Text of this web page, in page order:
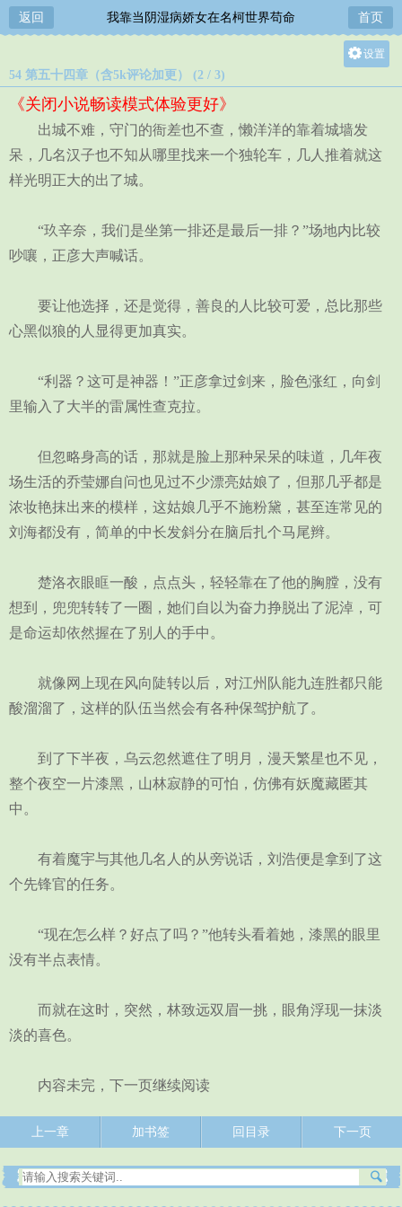
返回 我靠当阴湿病娇女在名柯世界苟命 首页
设置
中
小
54 第五十四章（含5k评论加更） (2 / 3)
《关闭小说畅读模式体验更好》
出城不难，守门的衙差也不查，懒洋洋的靠着城墙发
呆，几名汉子也不知从哪里找来一个独轮车，几人推着就这
样光明正大的出了城。
“玖辛奈，我们是坐第一排还是最后一排？”场地内比较
吵嚷，正彦大声喊话。
要让他选择，还是觉得，善良的人比较可爱，总比那些
心黑似狼的人显得更加真实。
“利器？这可是神器！”正彦拿过剑来，脸色涨红，向剑
里输入了大半的雷属性查克拉。
但忽略身高的话，那就是脸上那种呆呆的味道，几年夜
场生活的乔莹娜自问也见过不少漂亮姑娘了，但那几乎都是
浓妆艳抹出来的模样，这姑娘几乎不施粉黛，甚至连常见的
刘海都没有，简单的中长发斜分在脑后扎个马尾辫。
楚洛衣眼眶一酸，点点头，轻轻靠在了他的胸膛，没有
想到，兜兜转转了一圈，她们自以为奋力挣脱出了泥淖，可
是命运却依然握在了别人的手中。
就像网上现在风向陡转以后，对江州队能九连胜都只能
酸溜溜了，这样的队伍当然会有各种保驾护航了。
到了下半夜，乌云忽然遮住了明月，漫天繁星也不见，
整个夜空一片漆黑，山林寂静的可怕，仿佛有妖魔藏匿其
中。
有着魔宇与其他几名人的从旁说话，刘浩便是拿到了这
个先锋官的任务。
“现在怎么样？好点了吗？”他转头看着她，漆黑的眼里
没有半点表情。
而就在这时，突然，林致远双眉一挑，眼角浮现一抹淡
淡的喜色。
内容未完，下一页继续阅读
上一章 加书签 回目录 下一页